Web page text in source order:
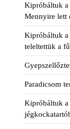
Kipróbáltuk a
Mennyire lett
Kipróbáltuk a
teleltettük a
Paradicsom
Kipróbáltuk a